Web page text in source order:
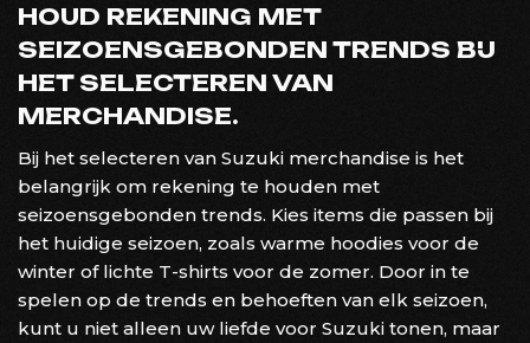
HOUD REKENING MET
SEIZOENSGEBONDEN TRENDS BIJ
HET SELECTEREN VAN
MERCHANDISE.
Bij het selecteren van Suzuki merchandise is het
belangrijk om rekening te houden met
seizoensgebonden trends. Kies items die passen bij
het huidige seizoen, zoals warme hoodies voor de
winter of lichte T-shirts voor de zomer. Door in te
spelen op de trends en behoeften van elk seizoen,
kunt u niet alleen uw liefde voor Suzuki tonen, maar